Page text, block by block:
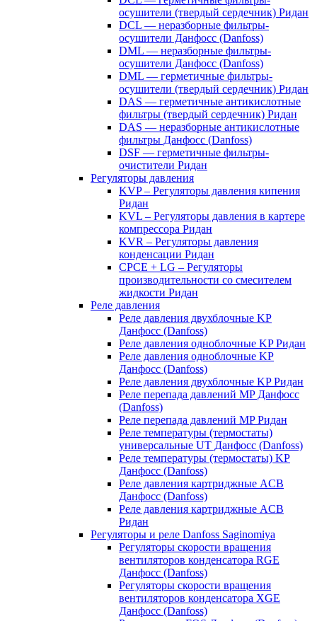
осушители (твердый сердечник) Ридан
DCL — неразборные фильтры-
осушители Данфосс (Danfoss)
DML — неразборные фильтры-
осушители Данфосс (Danfoss)
DML — герметичные фильтры-
осушители (твердый сердечник) Ридан
DAS — герметичные антикислотные
фильтры (твердый сердечник) Ридан
DAS — неразборные антикислотные
фильтры Данфосс (Danfoss)
DSF — герметичные фильтры-
очистители Ридан
Регуляторы давления
KVP – Регуляторы давления кипения
Ридан
KVL – Регуляторы давления в картере
компрессора Ридан
KVR – Регуляторы давления
конденсации Ридан
CPCE + LG – Регуляторы
производительности со смесителем
жидкости Ридан
Реле давления
Реле давления двухблочные KP
Данфосс (Danfoss)
Реле давления одноблочные KP Ридан
Реле давления одноблочные KP
Данфосс (Danfoss)
Реле давления двухблочные KP Ридан
Реле перепада давлений MP Данфосс
(Danfoss)
Реле перепада давлений MP Ридан
Реле температуры (термостаты)
универсальные UT Данфосс (Danfoss)
Реле температуры (термостаты) KP
Данфосс (Danfoss)
Реле давления картриджные ACB
Данфосс (Danfoss)
Реле давления картриджные ACB
Ридан
Регуляторы и реле Danfoss Saginomiya
Регуляторы скорости вращения
вентиляторов конденсатора RGE
Данфосс (Danfoss)
Регуляторы скорости вращения
вентиляторов конденсатора XGE
Данфосс (Danfoss)